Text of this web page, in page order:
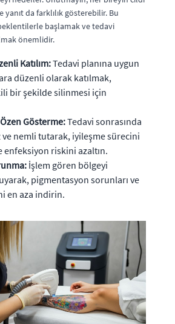
yanıt da farklılık gösterebilir. Bu
başlamak ve tedavi
önemlidir.
Katılım:Tedavi planına uygun
düzenli olarak katılmak,
bir şekilde silinmesi için
Gösterme:Tedavi sonrasında
nemli tutarak, iyileşme sürecini
enfeksiyon riskini azaltın.
İşlem gören bölgeyi
pigmentasyon sorunları ve
en aza indirin.